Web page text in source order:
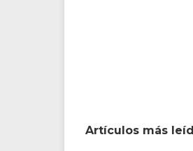
Artículos más